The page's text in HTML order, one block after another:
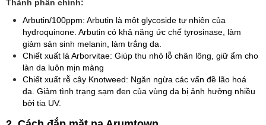
Thành phần chính:
Arbutin/100ppm: Arbutin là một glycoside tự nhiên của
hydroquinone. Arbutin có khả năng ức chế tyrosinase, làm
giảm sản sinh melanin, làm trắng da.
Chiết xuất lá Arborvitae: Giúp thu nhỏ lỗ chân lông, giữ ẩm cho
làn da luôn mịn màng
Chiết xuất rễ cây Knotweed: Ngăn ngừa các vấn đề lão hoá
da. Giảm tình trạng sạm đen của vùng da bị ảnh hưởng nhiều
bởi tia UV.